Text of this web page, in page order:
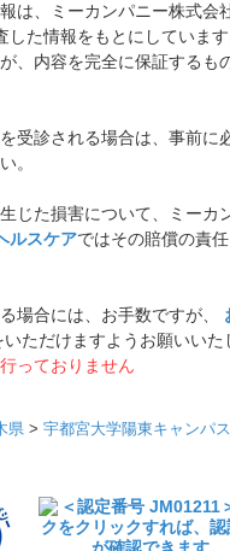
は、ミーカンパニー株式会
した情報をもとにしていま
、内容を完全に保証するも
受診される場合は、事前に
。
じた損害について、ミーカ
ルスケアではその賠償の責
場合には、お手数ですが、
ただけますようお願いいた
っておりません
県 > 宇都宮大学陽東キャンパ